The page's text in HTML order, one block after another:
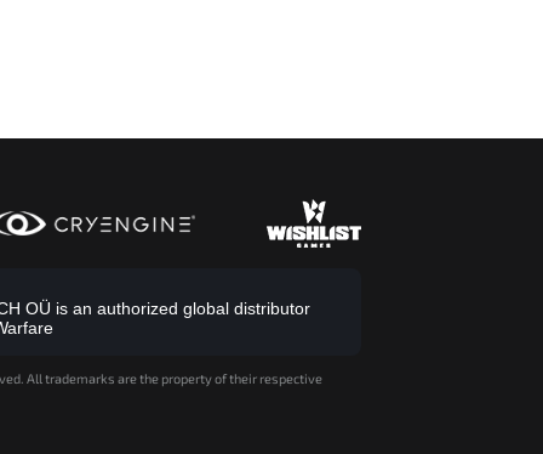
OÜ is an authorized global distributor
All trademarks are the property of their respective